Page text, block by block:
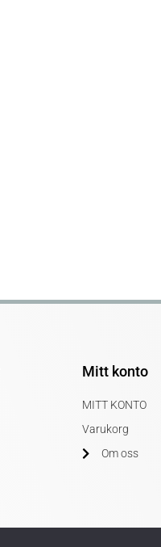
Mitt konto
MITT KONTO
Varukorg
Om oss